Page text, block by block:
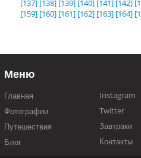
[137] [138] [139] [140] [141] [142]
[159] [160] [161] [162] [163] [164]
Меню
Главная
Фотографии
Путешествия
Блог
Instagram
Twitter
Завтраки
Контакты